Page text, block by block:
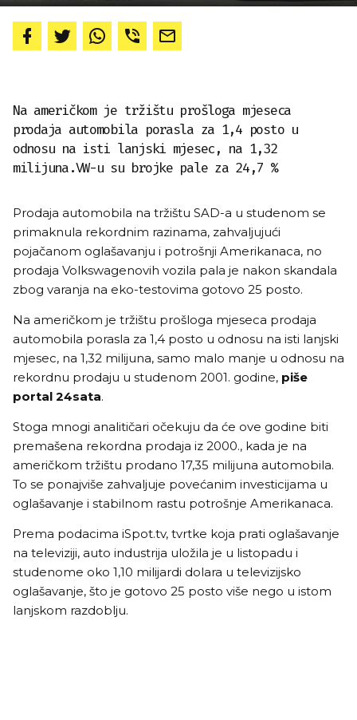
Na američkom je tržištu prošloga mjeseca
prodaja automobila porasla za 1,4 posto u
odnosu na isti lanjski mjesec, na 1,32
milijuna.VW-u su brojke pale za 24,7 %
Prodaja automobila na tržištu SAD-a u studenom se
primaknula rekordnim razinama, zahvaljujući
pojačanom oglašavanju i potrošnji Amerikanaca, no
prodaja Volkswagenovih vozila pala je nakon skandala
zbog varanja na eko-testovima gotovo 25 posto.
Na američkom je tržištu prošloga mjeseca prodaja
automobila porasla za 1,4 posto u odnosu na isti lanjski
mjesec, na 1,32 milijuna, samo malo manje u odnosu na
rekordnu prodaju u studenom 2001. godine, piše
portal 24sata.
Stoga mnogi analitičari očekuju da će ove godine biti
premašena rekordna prodaja iz 2000., kada je na
američkom tržištu prodano 17,35 milijuna automobila.
To se ponajviše zahvaljuje povećanim investicijama u
oglašavanje i stabilnom rastu potrošnje Amerikanaca.
Prema podacima iSpot.tv, tvrtke koja prati oglašavanje
na televiziji, auto industrija uložila je u listopadu i
studenome oko 1,10 milijardi dolara u televizijsko
oglašavanje, što je gotovo 25 posto više nego u istom
lanjskom razdoblju.